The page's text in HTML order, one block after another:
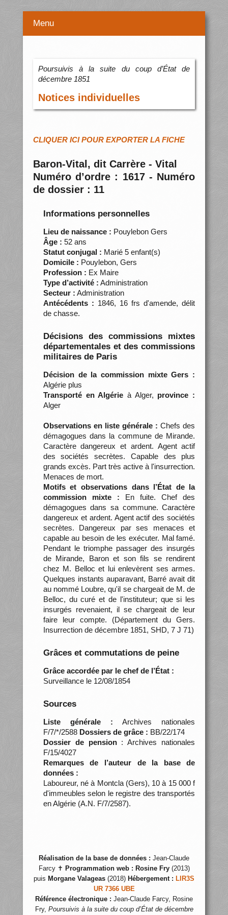
Menu
Poursuivis à la suite du coup d’État de
décembre 1851
Notices individuelles
CLIQUER ICI POUR EXPORTER LA FICHE
Baron-Vital, dit Carrère - Vital
Numéro d’ordre : 1617 - Numéro
de dossier : 11
Informations personnelles
Lieu de naissance : Pouylebon Gers
Âge : 52 ans
Statut conjugal : Marié 5 enfant(s)
Domicile : Pouylebon, Gers
Profession : Ex Maire
Type d’activité : Administration
Secteur : Administration
Antécédents : 1846, 16 frs d'amende, délit
de chasse.
Décisions des commissions mixtes
départementales et des commissions
militaires de Paris
Décision de la commission mixte Gers :
Algérie plus
Transporté en Algérie à Alger, province :
Alger
Observations en liste générale : Chefs des
démagogues dans la commune de Mirande.
Caractère dangereux et ardent. Agent actif
des sociétés secrètes. Capable des plus
grands excès. Part très active à l'insurrection.
Menaces de mort.
Motifs et observations dans l’État de la
commission mixte : En fuite. Chef des
démagogues dans sa commune. Caractère
dangereux et ardent. Agent actif des sociétés
secrètes. Dangereux par ses menaces et
capable au besoin de les exécuter. Mal famé.
Pendant le triomphe passager des insurgés
de Mirande, Baron et son fils se rendirent
chez M. Belloc et lui enlevèrent ses armes.
Quelques instants auparavant, Barré avait dit
au nommé Loubre, qu'il se chargeait de M. de
Belloc, du curé et de l'instituteur; que si les
insurgés revenaient, il se chargeait de leur
faire leur compte. (Département du Gers.
Insurrection de décembre 1851, SHD, 7 J 71)
Grâces et commutations de peine
Grâce accordée par le chef de l’État :
Surveillance le 12/08/1854
Sources
Liste générale : Archives nationales
F/7/*/2588 Dossiers de grâce : BB/22/174
Dossier de pension: Archives nationales
F/15/4027
Remarques de l’auteur de la base de
données :
Laboureur, né à Montcla (Gers), 10 à 15 000 f
d'immeubles selon le registre des transportés
en Algérie (A.N. F/7/2587).
Réalisation de la base de données : Jean-Claude
Farcy ✝ Programmation web : Rosine Fry(2013)
puis Morgane Valageas (2018) Hébergement : LIR3S
UR 7366 UBE
Référence électronique : Jean-Claude Farcy, Rosine
Fry, Poursuivis à la suite du coup d’État de décembre